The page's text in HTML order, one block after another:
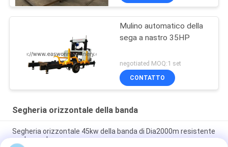
Mulino automatico della
sega a nastro 35HP
negotiated MOQ:1 set
CONTATTO
Segheria orizzontale della banda
Segheria orizzontale 45kw della banda di Dia2000m resistente
per legno duro